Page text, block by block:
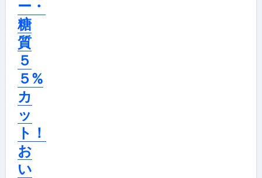
ー・
糖
質
５
５%
カ
ッ
ト！
お
い